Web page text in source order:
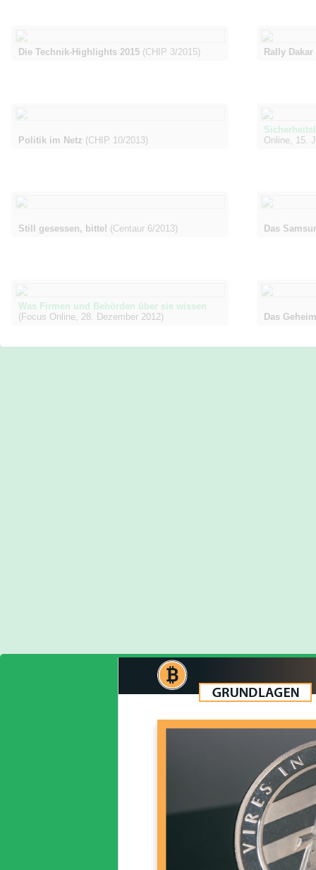
Die Technik-Highlights 2015 (CHIP 3/2015) Rally Dakar
Politik im Netz (CHIP 10/2013)
Online, 15.
Still gesessen, bitte! (Centaur 6/2013) Das
Was Firmen und Behörden über sie wissen
(Focus Online, 28. Dezember 2012)
Das